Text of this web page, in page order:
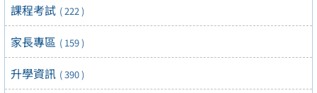
課程考試 ( 222 )
家長專區 ( 159 )
升學資訊 ( 390 )